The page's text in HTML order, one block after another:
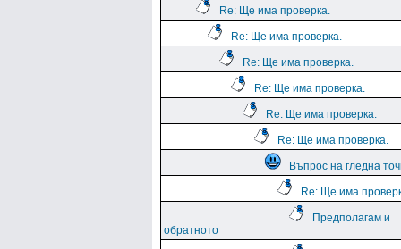
Re: Ще има проверка.
Re: Ще има проверка.
Re: Ще има проверка.
Re: Ще има проверка.
Re: Ще има проверка.
Re: Ще има проверка.
Въпрос на гледна
Re: Ще има
Предполагам и
обратното